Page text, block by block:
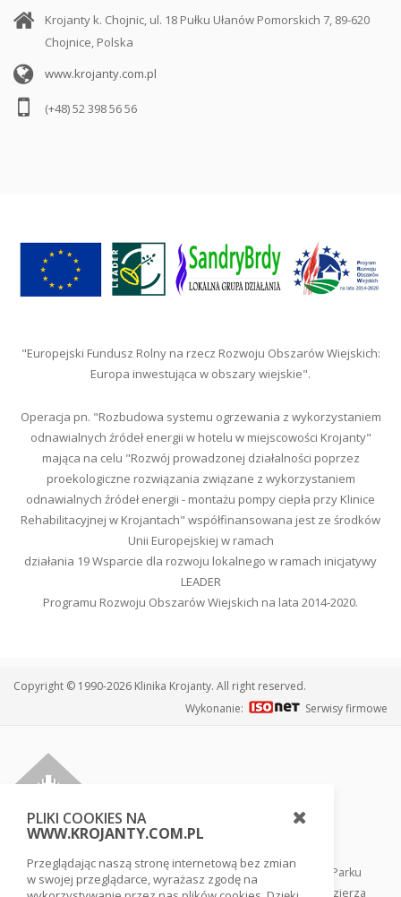
Krojanty k. Chojnic, ul. 18 Pułku Ułanów Pomorskich 7, 89-620
Chojnice, Polska
www.krojanty.com.pl
(+48) 52 398 56 56
"Europejski Fundusz Rolny na rzecz Rozwoju Obszarów Wiejskich:
Europa inwestująca w obszary wiejskie".
Operacja pn. "Rozbudowa systemu ogrzewania z wykorzystaniem
odnawialnych źródeł energii w hotelu w miejscowości Krojanty"
mająca na celu "Rozwój prowadzonej działalności poprzez
proekologiczne rozwiązania związane z wykorzystaniem
odnawialnych źródeł energii - montażu pompy ciepła przy Klinice
Rehabilitacyjnej w Krojantach" współfinansowana jest ze środków
Unii Europejskiej w ramach
działania 19 Wsparcie dla rozwoju lokalnego w ramach inicjatywy
LEADER
Programu Rozwoju Obszarów Wiejskich na lata 2014-2020.
Copyright © 1990-2026 Klinika Krojanty. All right reserved.
Wykonanie:
Serwisy firmowe
Klinika usytuowana jest w sercu Borów Tucholskich, tuż przy Parku
Narodowym Bory Tucholskie, w otoczeniu lasów i jezior pojezierza
PLIKI COOKIES NA
WWW.KROJANTY.COM.PL
Przeglądając naszą stronę internetową bez zmian
w swojej przeglądarce, wyrażasz zgodę na